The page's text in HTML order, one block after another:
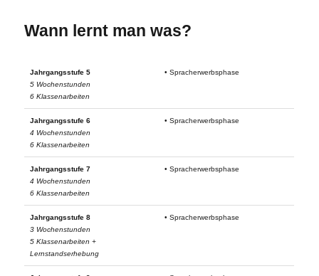
Wann lernt man was?
Jahrgangsstufe 5
5 Wochenstunden
6 Klassenarbeiten
• Spracherwerbsphase
Jahrgangsstufe 6
4 Wochenstunden
6 Klassenarbeiten
• Spracherwerbsphase
Jahrgangsstufe 7
4 Wochenstunden
6 Klassenarbeiten
• Spracherwerbsphase
Jahrgangsstufe 8
3 Wochenstunden
5 Klassenarbeiten +
Lernstandserhebung
• Spracherwerbsphase